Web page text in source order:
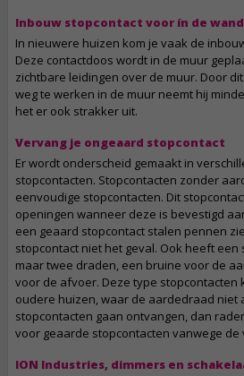
Inbouw stopcontact voor ín de wand
In nieuwere huizen kom je vaak de
Deze contactdoos wordt in de muur
zichtbare leidingen over de muur. Door
weg te werken in de muur neemt hij
het er ook strakker uit.
Vervang je ongeaard stopcontact
Er wordt onderscheid gemaakt in
stopcontacten. Stopcontacten zonder
eenvoudige stopcontacten. Dit
openingen wanneer deze is bevestigd
een geaard stopcontact stalen pennen
stopcontact niet het geval. Ook heeft
maar twee draden, een bruine voor de
voor de afvoer. Deze type stopcontacten
oudere huizen, waar de aardedraad niet
stopcontacten gaan ontvangen, dan
voor geaarde stopcontacten vanwege de
ION Industries, dimmers en